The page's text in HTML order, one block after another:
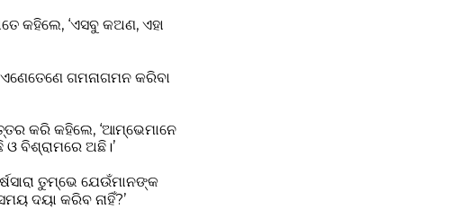
କହିଲେ, ‘ଏସବୁ କଅଣ, ଏହା
ଗମନାଗମନ କରିବା
କରି କହିଲେ, ‘ଆମ୍ଭେମାନେ
ବିଶ୍ରାମରେ ଅଛି।’
ତୁମ୍ଭେ ଯେଉଁମାନଙ୍କ
ଦୟା କରିବ ନାହିଁ?’